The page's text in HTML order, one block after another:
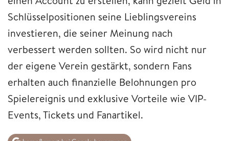
Schlüsselpositionen seine Lieblingsvereins
investieren, die seiner Meinung nach
verbessert werden sollten. So wird nicht nur
der eigene Verein gestärkt, sondern Fans
erhalten auch finanzielle Belohnungen pro
Spielereignis und exklusive Vorteile wie VIP-
Events, Tickets und Fanartikel.